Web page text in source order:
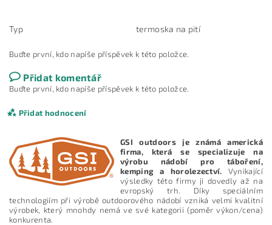
Typ termoska na pití
Buďte první, kdo napíše příspěvek k této položce.
Přidat komentář
Buďte první, kdo napíše příspěvek k této položce.
Přidat hodnocení
GSI outdoors je známá americká
firma, která se specializuje na
výrobu nádobí pro táboření,
kemping a horolezectví. Vynikající
výsledky této firmy ji dovedly až na
evropský trh. Díky speciálním
technologiím při výrobě outdoorového nádobí vzniká velmi kvalitní
výrobek, který mnohdy nemá ve své kategorii (poměr výkon/cena)
konkurenta.